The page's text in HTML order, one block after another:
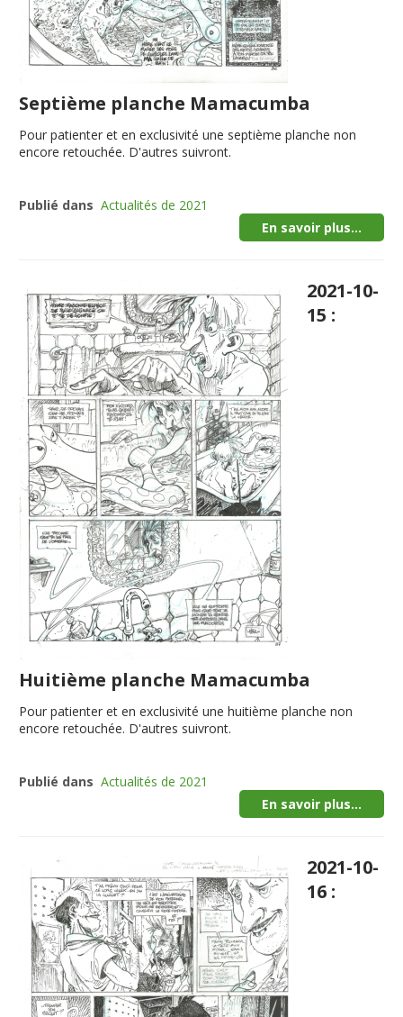
Septième planche Mamacumba
Pour patienter et en exclusivité une septième planche non
encore retouchée. D'autres suivront.
Publié dans Actualités de 2021
En savoir plus...
2021-10-
15 :
Huitième planche Mamacumba
Pour patienter et en exclusivité une huitième planche non
encore retouchée. D'autres suivront.
Publié dans Actualités de 2021
En savoir plus...
2021-10-
16 :